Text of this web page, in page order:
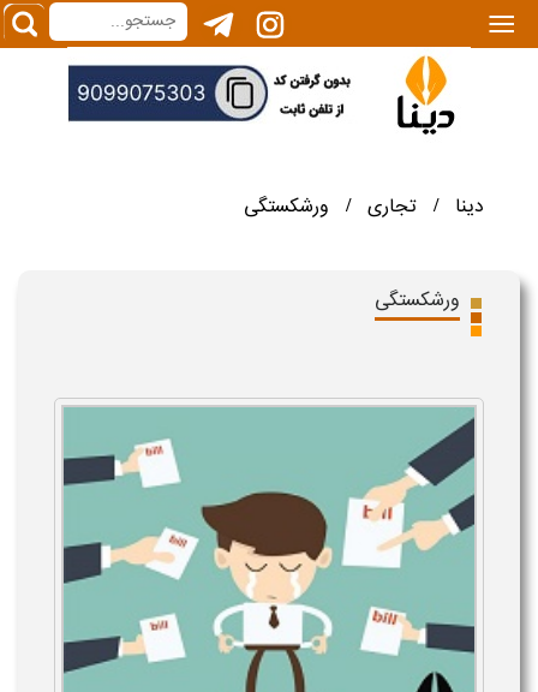
|||
دینا / تجاری / ورشکستگی
ورشکستگی